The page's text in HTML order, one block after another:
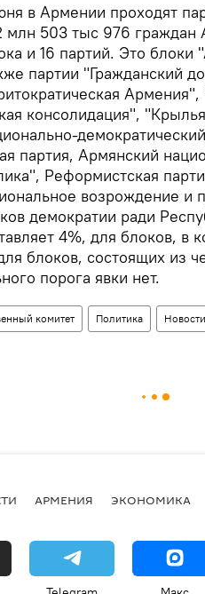
в Армении проходят
млн 503 тыс 976
и 16 партий. Это
партии "Гражданский
Армения",
консолидация",
партия, Армянский
Реформистская
возрождение и
демократии ради
4%, для блоков, в
блоков, состоящих из
порога явки нет.
комитет Политика
АРМЕНИЯ ЭКОНОМИКА